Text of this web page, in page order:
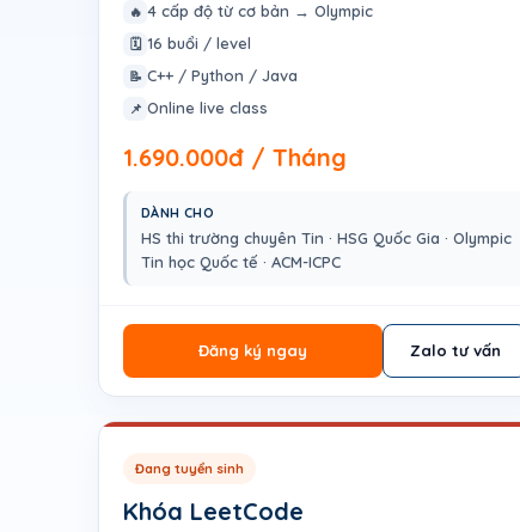
🔥 4 cấp độ từ cơ bản → Olympic
🗓️ 16 buổi / level
📝 C++ / Python / Java
📌 Online live class
1.690.000đ / Tháng
DÀNH CHO
HS thi trường chuyên Tin · HSG Quốc Gia · Olympic
Tin học Quốc tế · ACM-ICPC
Đăng ký ngay Zalo tư vấn
Đang tuyển sinh
Khóa LeetCode